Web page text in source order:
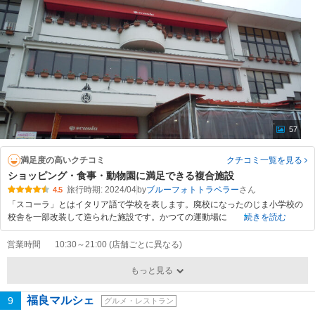
57
満足度の高いクチコミ クチコミ一覧を見る
ショッピング・食事・動物園に満足できる複合施設
4.5 旅行時期: 2024/04byブルーフォトトラベラー
「スコーラ」とはイタリア語で学校を表します。廃校になったのじま小学校の
校舎を一部改装して造られた施設です。かつての運動場に
続きを読む
営業時間 10:30～21:00 (店舗ごとに異なる)
もっと見る
9 福良マルシェ グルメ・レストラン